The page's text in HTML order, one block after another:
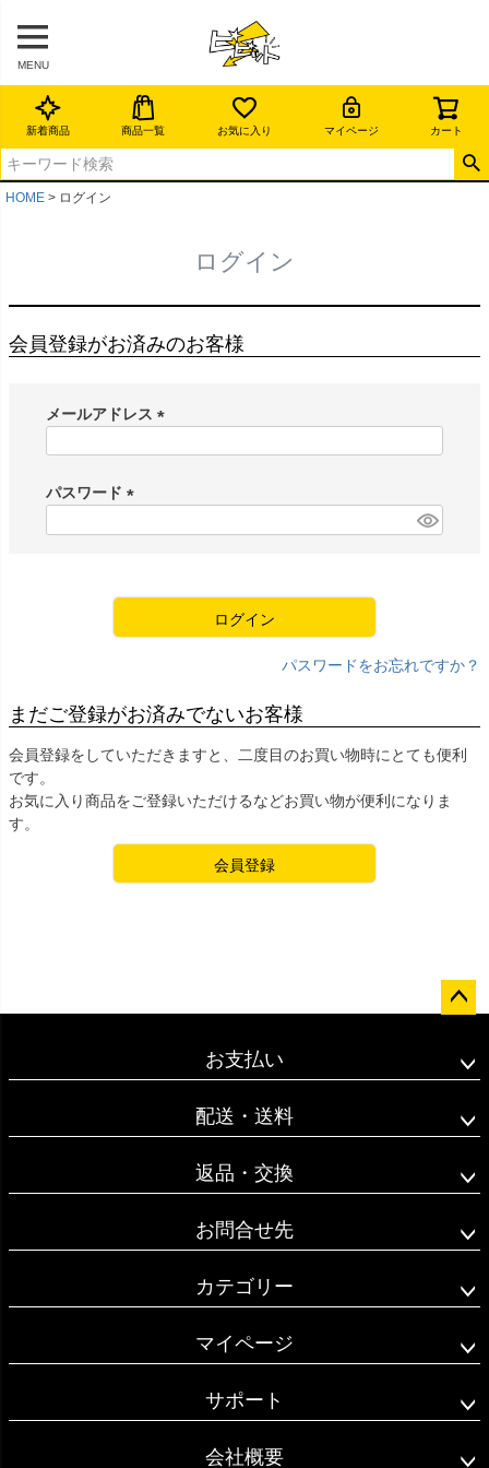
MENU
新着商品 商品一覧 お気に入り マイページ カート
HOME ログイン
ログイン
会員登録がお済みのお客様
メールアドレス
)
パスワード
ログイン
パスワードをお忘れですか？
まだご登録がお済みでないお客様
会員登録をしていただきますと、二度目のお買い物時にとても便利
です。
お気に入り商品をご登録いただけるなどお買い物が便利になりま
す。
会員登録
ップ
お支払い
配送・送料
返品・交換
お問合せ先
カテゴリー
マイページ
サポート
会社概要